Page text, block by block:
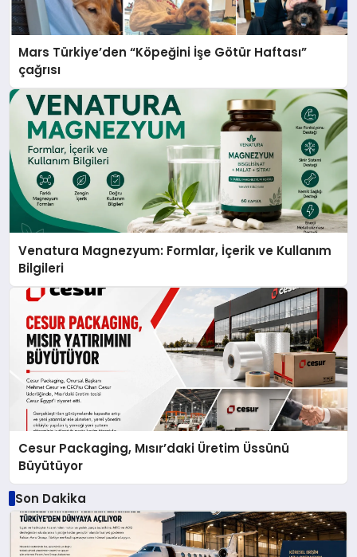
Mars Türkiye’den “Köpeğini İşe Götür Haftası”
çağrısı
Venatura Magnezyum: Formlar, İçerik ve Kullanım
Bilgileri
Cesur Packaging, Mısır’daki Üretim Üssünü
Büyütüyor
Son Dakika